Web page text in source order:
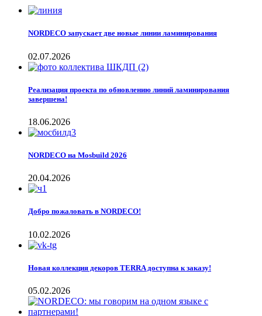
NORDECO запускает две новые линии ламинирования
02.07.2026
Реализация проекта по обновлению линий ламинирования
завершена!
18.06.2026
NORDECO на Mosbuild 2026
20.04.2026
Добро пожаловать в NORDECO!
10.02.2026
Новая коллекция декоров TERRA доступна к заказу!
05.02.2026